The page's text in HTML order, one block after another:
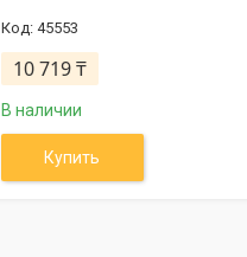
45553
10 719 ₸
В наличии
Купить